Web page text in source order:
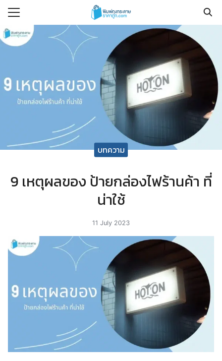
Skip
content
า
Search
for:
บทความ
9 เหตุผลของ ป้ายกล่องไฟร้านค้า ที่
น่าใช้
11 July 2023